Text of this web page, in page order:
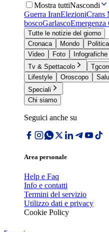
Mostra tuttiNascondi
Guerra IranElezioniCrans
boscoGarlascoEmergenza
Tutte le notizie del giorno
Cronaca
Mondo Politica
Video
Foto Infografiche
Tv & Spettacolo
Lifestyle
Oroscopo
Speciali
Chi siamo
Seguici anche su
Area personale
Help e Faq
Info e contatti
Termini del servizio
Utilizzo dati e privacy
Cookie Policy